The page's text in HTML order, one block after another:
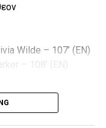
είναι
γνωρίζει να
να την
ωφελούμενο
Wilde – 107’ (EN)
– 108’ (EN)
Wilde – 107’ (EN)
– 108’ (EN)